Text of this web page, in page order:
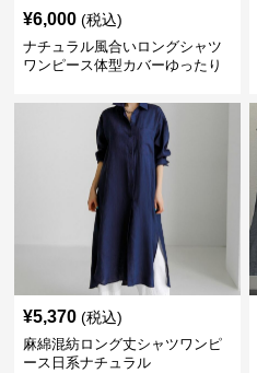
¥6,000 (税込)
ナチュラル風合いロングシャツ
ワンピース体型カバーゆったり
¥5,370 (税込)
麻綿混紡ロング丈シャツワンピ
ース日系ナチュラル